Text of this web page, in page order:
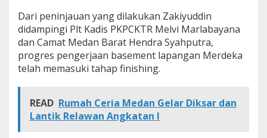
u
d
i
n
H
a
h
a
Dari peninjauan yang dilakukan Zakiyuddin
didampingi Plt Kadis PKPCKTR Melvi Marlabayana
dan Camat Medan Barat Hendra Syahputra,
progres pengerjaan basement lapangan Merdeka
telah memasuki tahap finishing.
READ Rumah Ceria Medan Gelar Diksar dan
Lantik Relawan Angkatan I